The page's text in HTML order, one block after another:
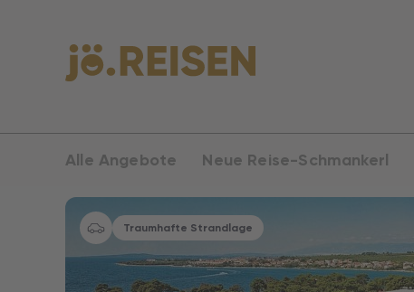
Alle Angebote Neue Reise-Schmankerl
Traumhafte Strandlage